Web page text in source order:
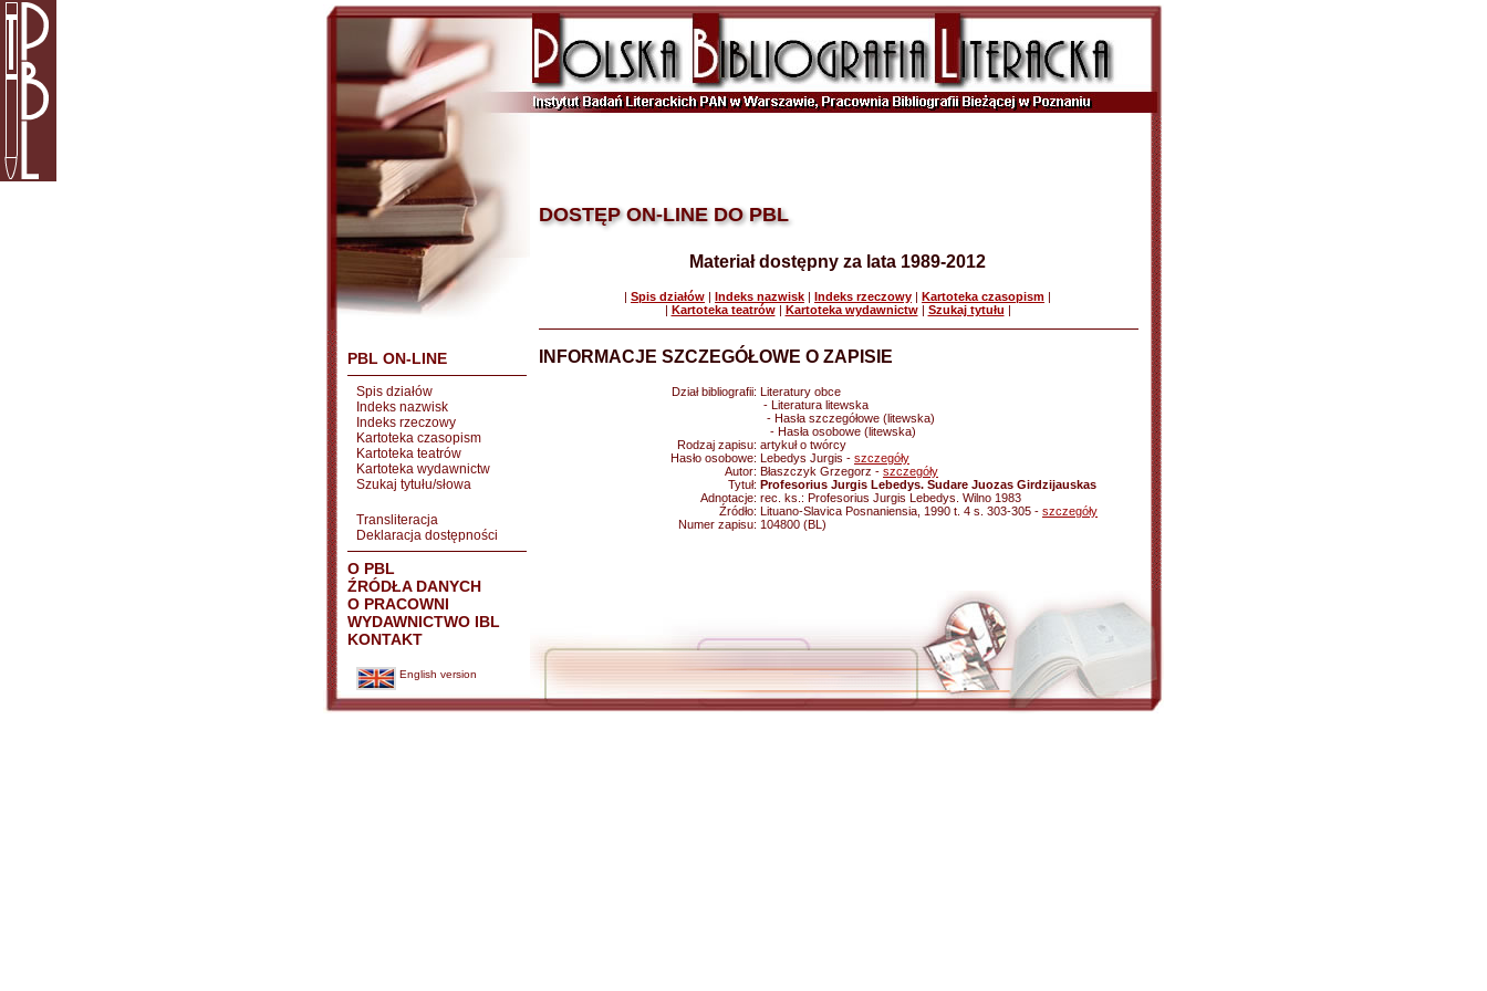
PBL ON-LINE
Spis działów
Indeks nazwisk
Indeks rzeczowy
Kartoteka czasopism
Kartoteka teatrów
Kartoteka wydawnictw
Szukaj tytułu/słowa
Transliteracja
Deklaracja dostępności
O PBL
ŹRÓDŁA DANYCH
O PRACOWNI
WYDAWNICTWO IBL
KONTAKT
English version
DOSTĘP ON-LINE DO PBL
Materiał dostępny za lata 1989-2012
| Spis działów | Indeks nazwisk | Indeks rzeczowy | Kartoteka czasopism |
| Kartoteka teatrów| Kartoteka wydawnictw| Szukaj tytułu |
INFORMACJE SZCZEGÓŁOWE O ZAPISIE
Dział bibliografii: Literatury obce
- Literatura litewska
- Hasła szczegółowe (litewska)
- Hasła osobowe (litewska)
Rodzaj zapisu: artykuł o twórcy
Hasło osobowe: Lebedys Jurgis - szczegóły
Autor: Błaszczyk Grzegorz - szczegóły
Tytuł: Profesorius Jurgis Lebedys. Sudare Juozas Girdzijauskas
Adnotacje: rec. ks.: Profesorius Jurgis Lebedys. Wilno 1983
Źródło: Lituano-Slavica Posnaniensia, 1990 t. 4 s. 303-305 - szczegóły
Numer zapisu: 104800 (BL)